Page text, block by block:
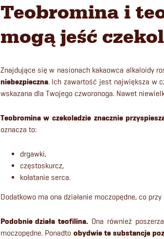
Teobromina i
mogą jeść
Znajdujące się w nasionach kakaowca alkaloidy
niebezpieczna. Ich zawartość jest największa w
wskazana dla Twojego czworonoga. Nawet
Teobromina w czekoladzie znacznie
oznacza to:
drgawki,
częstoskurcz,
kołatanie serca.
Dodatkowo ma ona działanie moczopędne, co
Podobnie działa teofilina. Ona również
moczopędne. Ponadto obydwie te substancje